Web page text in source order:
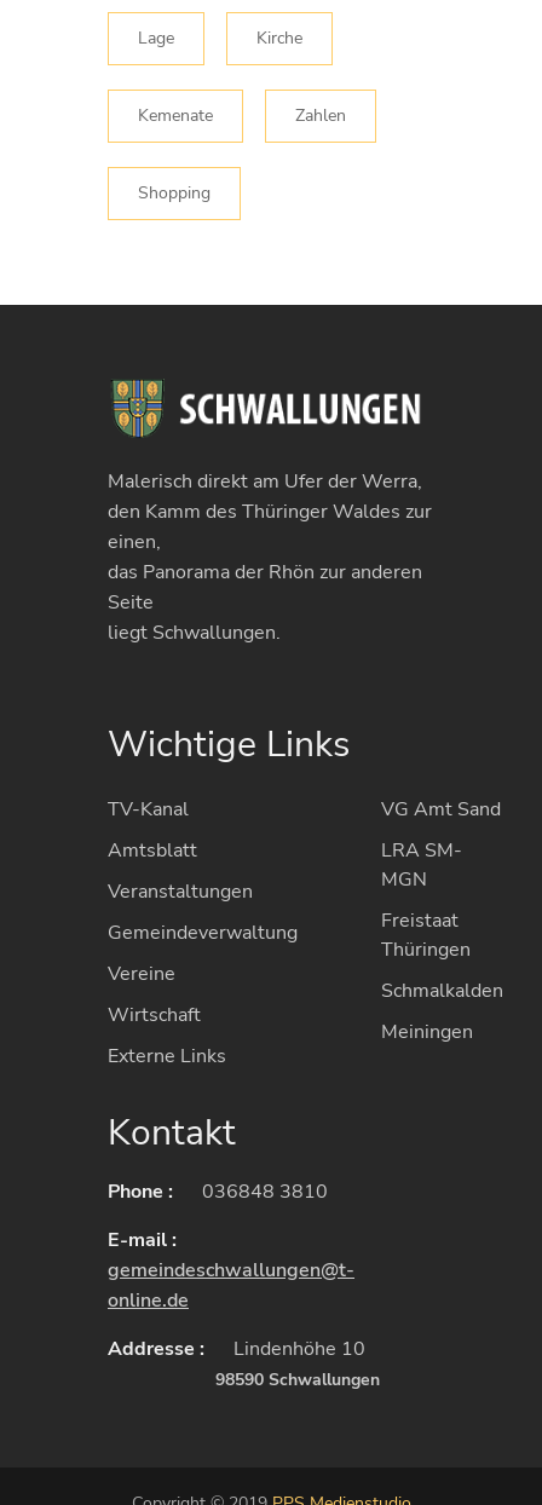
Lage Kirche
Kemenate Zahlen
Shopping
Malerisch direkt am Ufer der Werra,
den Kamm des Thüringer Waldes zur
einen,
das Panorama der Rhön zur anderen
Seite
liegt Schwallungen.
Wichtige Links
TV-Kanal
Amtsblatt
Veranstaltungen
Gemeindeverwaltung
Vereine
Wirtschaft
Externe Links
VG Amt Sand
LRA SM-
MGN
Freistaat
Thüringen
Schmalkalden
Meiningen
Kontakt
Phone :
036848 3810
E-mail :
gemeindeschwallungen@t-
online.de
Addresse :
Lindenhöhe 10
98590 Schwallungen